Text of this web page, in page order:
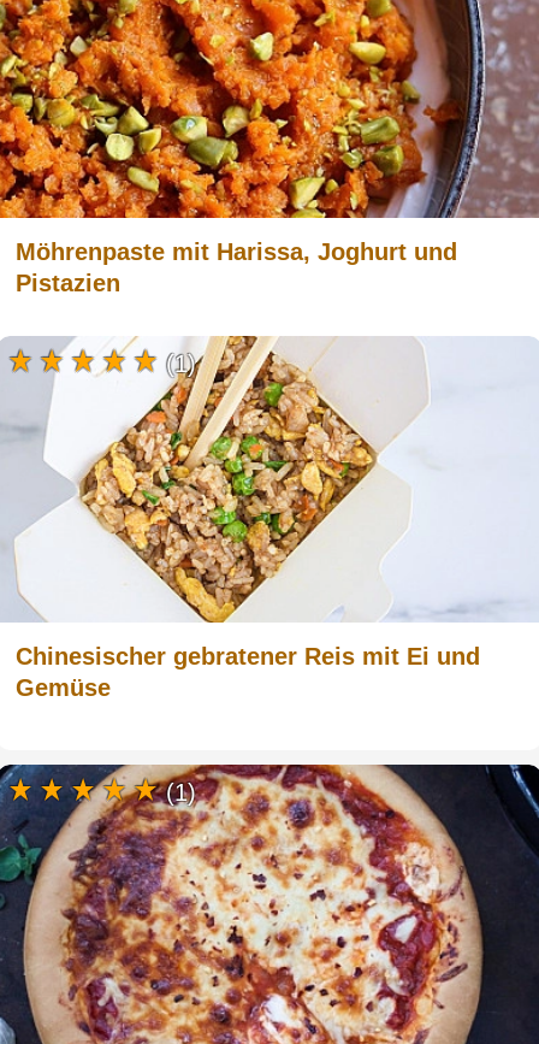
Möhrenpaste mit Harissa, Joghurt und
Pistazien
Chinesischer gebratener Reis mit Ei und
Gemüse
(1)
(1)